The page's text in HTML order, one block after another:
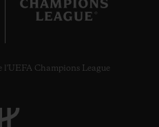
l'UEFA Champions League